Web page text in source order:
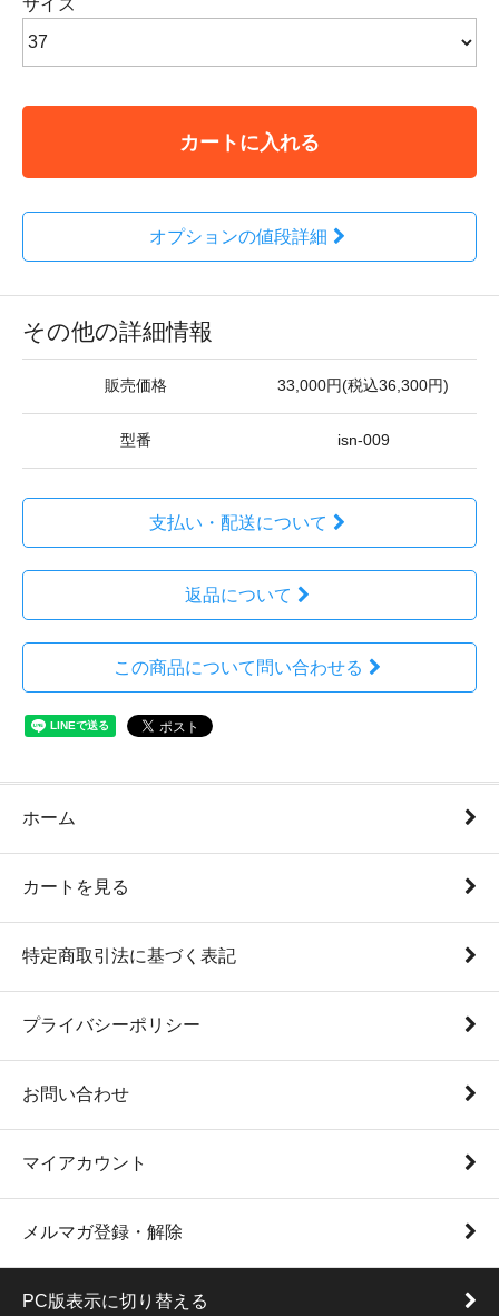
サイズ
カートに入れる
オプションの値段詳細
その他の詳細情報
販売価格 33,000円(税込36,300円)
型番 isn-009
支払い・配送について
返品について
この商品について問い合わせる
ホーム
カートを見る
特定商取引法に基づく表記
プライバシーポリシー
お問い合わせ
マイアカウント
メルマガ登録・解除
PC版表示に切り替える